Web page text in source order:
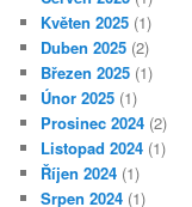
Květen 2025 (1)
Duben 2025 (2)
Březen 2025 (1)
Únor 2025 (1)
Prosinec 2024 (2)
Listopad 2024 (1)
Říjen 2024 (1)
Srpen 2024 (1)